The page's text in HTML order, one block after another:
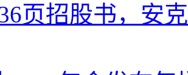
页招股书，安